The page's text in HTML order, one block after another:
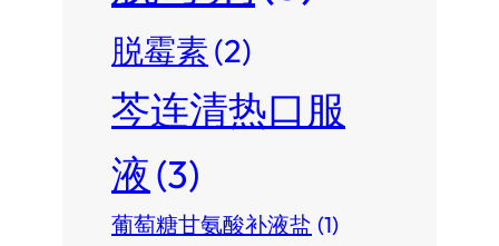
脱霉素(2)
芩连清热口服
液(3)
葡萄糖甘氨酸补液盐 (1)